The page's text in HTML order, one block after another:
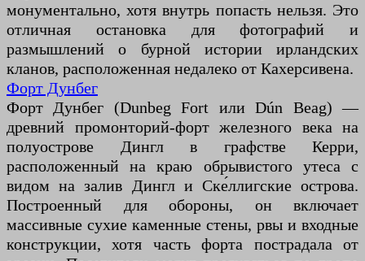
монументально, хотя внутрь попасть нельзя. Это
отличная остановка для фотографий и
размышлений о бурной истории ирландских
кланов, расположенная недалеко от Кахерсивена.
Форт Дунбег
Форт Дунбег (Dunbeg Fort или Dún Beag) —
древний промонторий-форт железного века на
полуострове Дингл в графстве Керри,
расположенный на краю обрывистого утеса с
видом на залив Дингл и Ске́ллигские острова.
Построенный для обороны, он включает
массивные сухие каменные стены, рвы и входные
конструкции, хотя часть форта пострадала от